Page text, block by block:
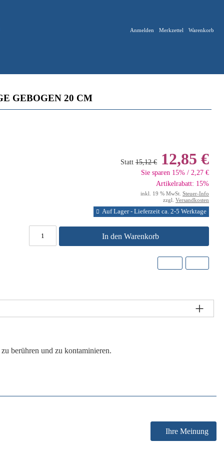
Anmelden Merkzettel Warenkorb
GEBOGEN 20 CM
Statt 15,12 € 12,85 €
Sie sparen 15% / 2,27 €
Artikelrabatt: 15%
inkl. 19 % MwSt. Steuer-Info
zzgl. Versandkosten
Auf Lager - Lieferzeit ca. 2-5 Werktage
In den Warenkorb
berühren und zu kontaminieren.
Ihre Meinung